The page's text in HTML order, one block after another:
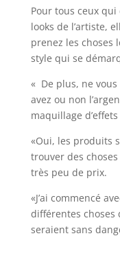
Pour tous ceux
looks de l’artiste,
prenez les choses
style qui se
« De plus, ne
avez ou non
maquillage
«Oui, les produits
trouver des
très peu de prix.
«J’ai commencé
différentes choses
seraient sans